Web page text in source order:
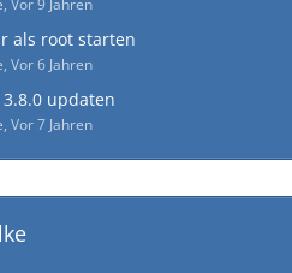
Vor 9 Jahren
als root starten
Vor 6 Jahren
3.8.0 updaten
Vor 7 Jahren